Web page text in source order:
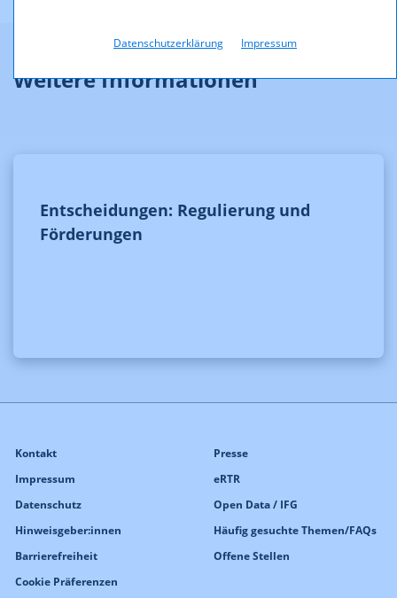
Datenschutzerklärung Impressum
Weitere Informationen
Entscheidungen: Regulierung und
Förderungen
Kontakt
Impressum
Datenschutz
Hinweisgeber:innen
Barrierefreiheit
Cookie Präferenzen
Presse
eRTR
Open Data / IFG
Häufig gesuchte Themen/FAQs
Offene Stellen